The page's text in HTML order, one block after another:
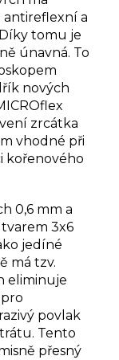
antireflexní a
tomu je
únavná. To
nových
zrcátka
vhodné při
kořenového
0,6 mm a
3x6
jedíné
má tzv.
eliminuje
povlak
Tento
přesný